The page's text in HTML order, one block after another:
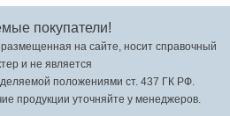
покупатели!
на сайте, носит справочный
и не является
положениями ст. 437 ГК РФ.
продукции уточняйте у менеджеров.